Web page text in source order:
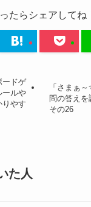
たらシェアしてね
ードゲ
ールや
りやす
「さまぁ
問の答えを
その26
た人